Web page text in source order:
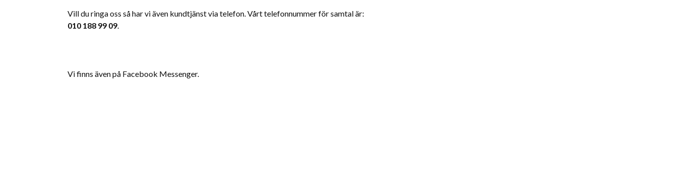
Vill du ringa oss så har vi även kundtjänst via telefon. Vårt telefonnummer för samtal är:
010 188 99 09.
Vi finns även på Facebook Messenger.